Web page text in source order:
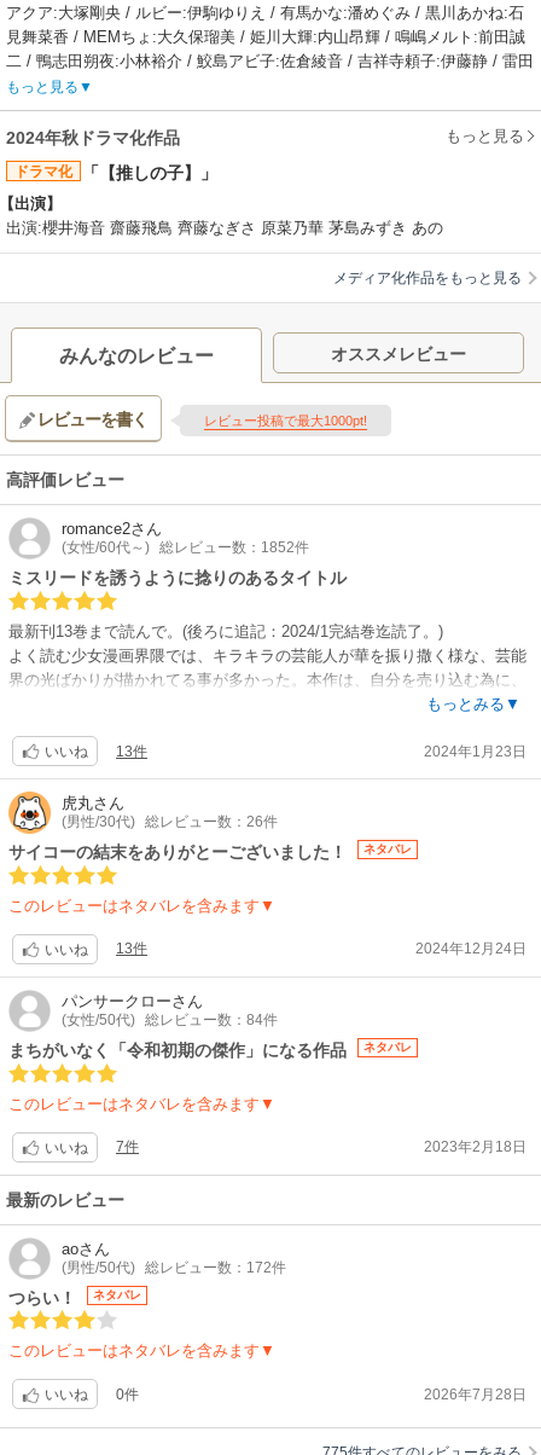
アクア:大塚剛央 / ルビー:伊駒ゆりえ / 有馬かな:潘めぐみ / 黒川あかね:石
見舞菜香 / MEMちょ:大久保瑠美 / 姫川大輝:内山昂輝 / 鳴嶋メルト:前田誠
二 / 鴨志田朔夜:小林裕介 / 鮫島アビ子:佐倉綾音 / 吉祥寺頼子:伊藤静 / 雷田
澄彰:鈴村健一 / GOA:小野大輔 / 金田一敏郎:志村知幸 / アイ:高橋李依
あらすじ】
物語は新たなステージへ──『POP IN ２』のリリースから半年。ＭＥＭち
ょの尽力の甲斐もあり、今や B小町はブレイク寸前。アクアはマルチタレ
ント、あかねは実力派女優の道を順調に歩んでいる。一方で、かなは以前
の明るさを失っていた。そして、アイとゴローの死の真相を追い求め、ル
ビーは芸能界を駆け上がる。────嘘を、武器にして。
制作会社】
スタッフ情報】
原作:赤坂アカ、横槍メンゴ（「週刊ヤングジャンプ」集英社刊）
監督:平牧大輔 / 助監督:猫富ちゃお、仁科くにやす
シリーズ構成:田中仁 / キャラクターデザイン:平山寛菜 / サブキャラクター
デザイン:澤井駿、渡部里美、横山穂乃花 / 総作画監督:平山寛菜、渡部里
美、横山穂乃花、稲手遥香、監物ケビン雄太 / アクションアニメーター:あ
もーじー / メインアニメーター:早川麻美、水野公彰、室賀彩花 / 美術監督:
宇佐美哲也(スタジオイースター) / 美術設定:水本浩太(スタジオイースター)
/ 音響監督:高寺たけし / 音響効果:川田清貴
音楽】
OP:ちゃんみな「TEST ME」 / ED:なとり「セレナーデ」
関連リンク】
もっと見る
2024年秋ドラマ化作品 もっと見る
ドラマ化 「【推しの子】」
出演】
出演:櫻井海音 齋藤飛鳥 齊藤なぎさ 原菜乃華 茅島みずき あの
メディア化作品をもっと見る
みんなのレビュー オススメレビュー
レビューを書く レビュー投稿で最大1000pt!
高評価レビュー
romance2さん
(女性/60代～) 総レビュー数：1852件
ミスリードを誘うように捻りのあるタイトル
最新刊13巻まで読んで。(後ろに追記：2024/1完結巻迄読了。)
よく読む少女漫画界隈では、キラキラの芸能人が華を振り撒く様な、芸能
界の光ばかりが描かれてる事が多かった。本作は、自分を売り込む為に、
自分を素材として冷静に見つめ、先を見据え、汗、それにひょっとしたら
ットな人間関係も築く。
それでいて、恐さやミステリーも。夢とかフワッとした曖昧なあこがれで
は単純に語られない。
彼らも人の子であり、血肉通う環境も容赦ない大人の仕打ちに傷つきなが
らも前を向き、サバイバルをがんばっている。
無料の時に１巻だけ読んでからずっと、その先を読みたかった。やっと通
しで此処まで読むことが出来て、ストーリーの縦軸にある、アイが遭遇し
アクアが心配。悪くないようにと願っている。
表紙の綺麗な感じに中の絵ももう少し…、とは思う。特に顔。口元。ま
た、台詞に説明口調が多いとき、コマが文字の比重を強調してると感じる
ので、一頁内に収めるための詰め込みが悪目立ちしている気がする。
もの凄く狭い世界の中でごちょごちょやってる様に思わせないように、各
展開に納得感が出る気がする。
以下は第15巻まで。いよいよ過去の検証、起きた事の積み重ね実写化を通
じての当事者達へのボール投げが過ぎて、対峙対決？シーンへ。最終章の
続巻待ち遠しい。
最終巻迄読んだ。スピード感失われず、アクアの舞台は壮絶だった。ルビ
ーは意外におとなしかった。
カミキヒカルを、作り込んでいたから？
不気味な少女含め広げた人物像は総括的に決着していった。アイドルとい
う存在に対して、多様なファン達の推しとの関係性など冷静に見つめられ
る作品となった。「嘘」のキーワードっぽさが作品のシニカルな視点のア
イドル像を写し、俗な世界から彼らの存在を切り離した。だけどもこの先
も続いていく、というあるあるの締め括りによりアクアの意思も引き継が
れた。
重いところのある作品だったが意図的な「陽」の部分の見せ方でストーリ
もっとみる▼
いいね 13件 2024年1月23日
虎丸さん
(男性/30代) 総レビュー数：26件
サイコーの結末をありがとーございました！ ネタバレ
このレビューはネタバレを含みます▼
いいね 13件 2024年12月24日
パンサークローさん
(女性/50代) 総レビュー数：84件
まちがいなく「令和初期の傑作」になる作品 ネタバレ
このレビューはネタバレを含みます▼
いいね 7件 2023年2月18日
最新のレビュー
aoさん
(男性/50代) 総レビュー数：172件
つらい！ ネタバレ
このレビューはネタバレを含みます▼
いいね 0件 2026年7月28日